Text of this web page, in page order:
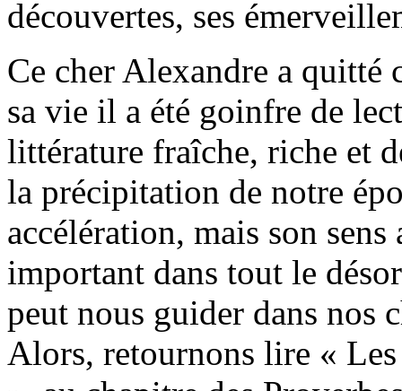
découvertes, ses
Ce cher Alexandre a quitté
sa vie il a été goinfre de
littérature fraîche, riche et
la précipitation de notre
accélération, mais son
important dans tout le
peut nous guider dans nos
Alors, retournons lire «